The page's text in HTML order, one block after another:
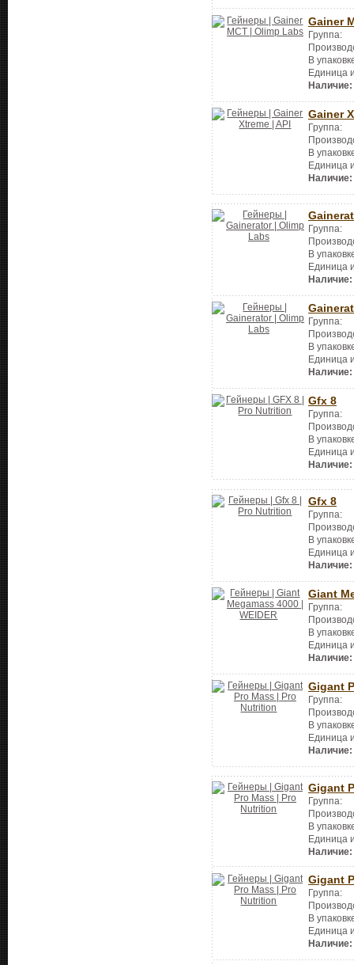
Gainer
Группа:
В
Единица
Наличие:
Gainer
Группа:
В
Единица
Наличие:
Группа:
В
Единица
Наличие:
Группа:
В
Единица
Наличие:
Gfx 8
Группа:
В
Единица
Наличие:
Gfx 8
Группа:
В
Единица
Наличие:
Giant
Группа:
В
Единица
Наличие:
Gigant
Группа:
В
Единица
Наличие:
Gigant
Группа:
В
Единица
Наличие:
Gigant
Группа:
В
Единица
Наличие: